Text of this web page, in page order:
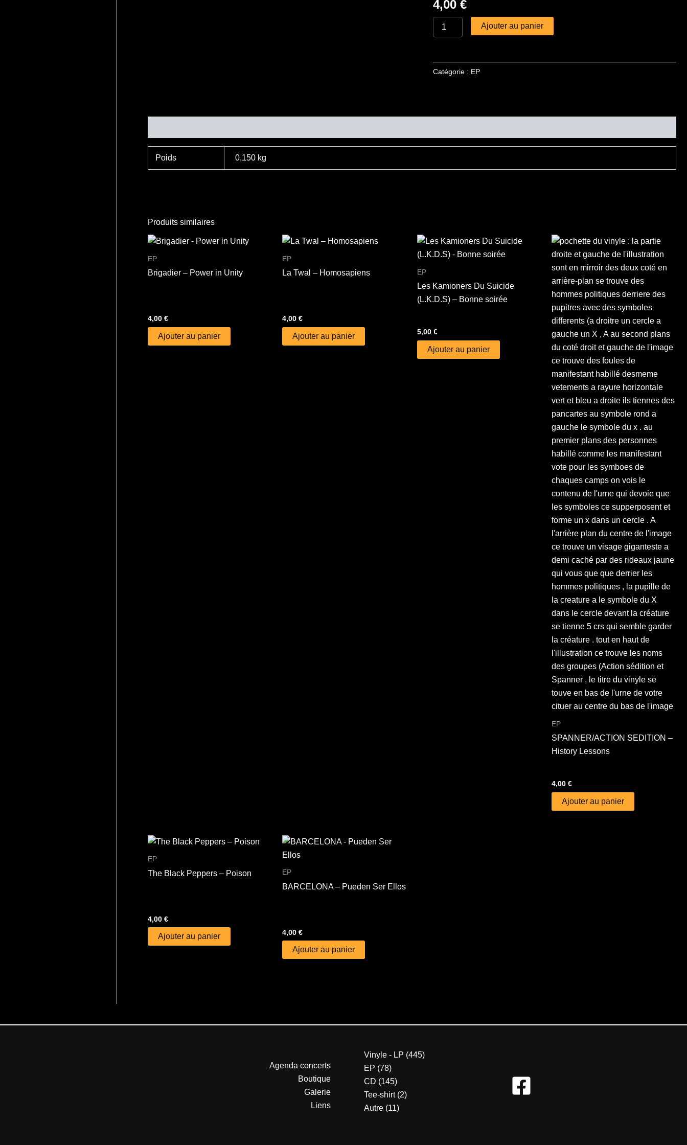
4,00€
du
Rien
Ajouter au panier
Catégorie : EP
Poids 0,150 kg
Produits similaires
EP
Brigadier – Power in Unity
4,00 €
Ajouter au panier
EP
La Twal – Homosapiens
4,00€
Ajouter au panier
EP
Les Kamioners Du Suicide
(L.K.D.S) – Bonne soirée
5,00 €
Ajouter au panier
EP
SPANNER/ACTION SEDITION –
History Lessons
4,00€
Ajouter au panier
EP
The Black Peppers – Poison
4,00 €
Ajouter au panier
EP
BARCELONA – Pueden Ser Ellos
4,00€
Ajouter au panier
Agenda concerts
Boutique
Galerie
Liens
Vinyle - LP 445
EP 78
CD 145
Tee-shirt 2
Autre 11